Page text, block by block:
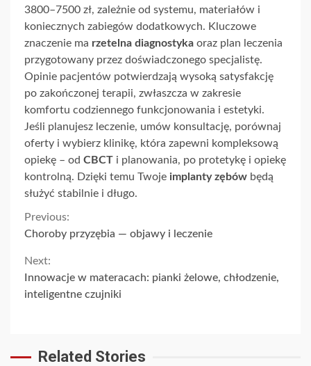
3800–7500 zł, zależnie od systemu, materiałów i
koniecznych zabiegów dodatkowych. Kluczowe
znaczenie ma rzetelna diagnostyka oraz plan leczenia
przygotowany przez doświadczonego specjalistę.
Opinie pacjentów potwierdzają wysoką satysfakcję
po zakończonej terapii, zwłaszcza w zakresie
komfortu codziennego funkcjonowania i estetyki.
Jeśli planujesz leczenie, umów konsultację, porównaj
oferty i wybierz klinikę, która zapewni kompleksową
opiekę – od CBCT i planowania, po protetykę i opiekę
kontrolną. Dzięki temu Twoje implanty zębów będą
służyć stabilnie i długo.
Continue
Reading
Previous:
Choroby przyzębia — objawy i leczenie
Next:
Innowacje w materacach: pianki żelowe, chłodzenie,
inteligentne czujniki
Related Stories